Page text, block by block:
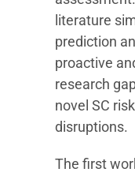
literature
prediction
proactive
research
novel SC
disruptions.
The first